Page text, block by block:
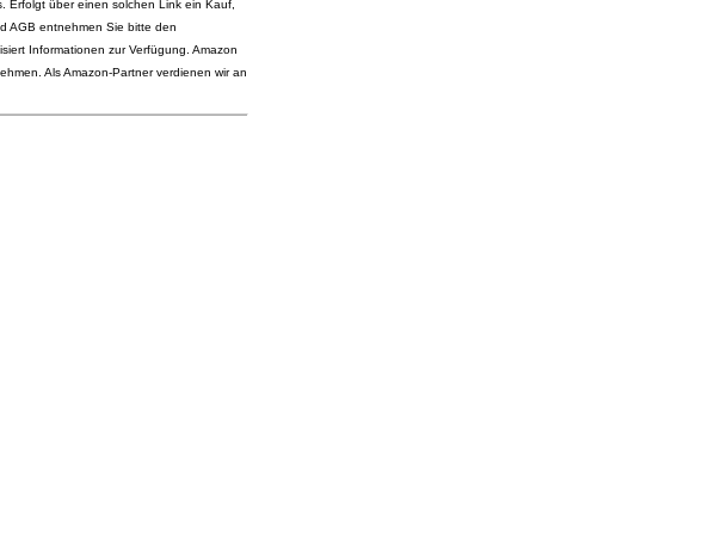
Erfolgt über einen solchen Link ein Kauf,
AGB entnehmen Sie bitte den
Informationen zur Verfügung. Amazon
Als Amazon-Partner verdienen wir an